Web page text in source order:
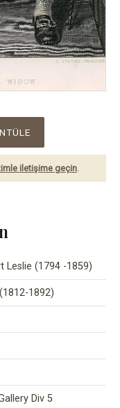
iletişime geçin.
Leslie (1794 -1859)
1892)
Div 5